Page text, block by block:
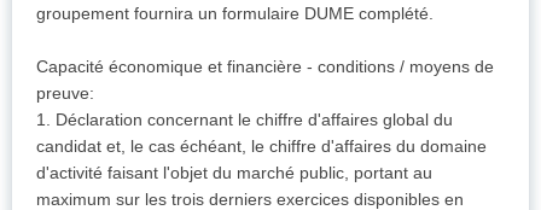
groupement fournira un formulaire DUME complété.
Capacité économique et financière - conditions / moyens de
preuve:
1. Déclaration concernant le chiffre d'affaires global du
candidat et, le cas échéant, le chiffre d'affaires du domaine
d'activité faisant l'objet du marché public, portant au
maximum sur les trois derniers exercices disponibles en